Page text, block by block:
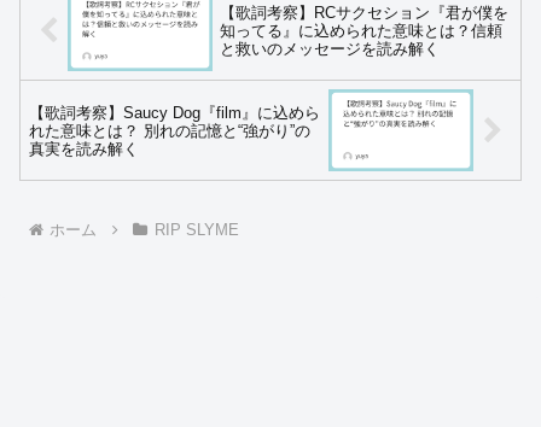
【歌詞考察】RCサクセション『君が僕を
知ってる』に込められた意味とは？信頼
と救いのメッセージを読み解く
【歌詞考察】Saucy Dog『film』に込めら
れた意味とは？ 別れの記憶と“強がり”の
真実を読み解く
ホーム RIP SLYME